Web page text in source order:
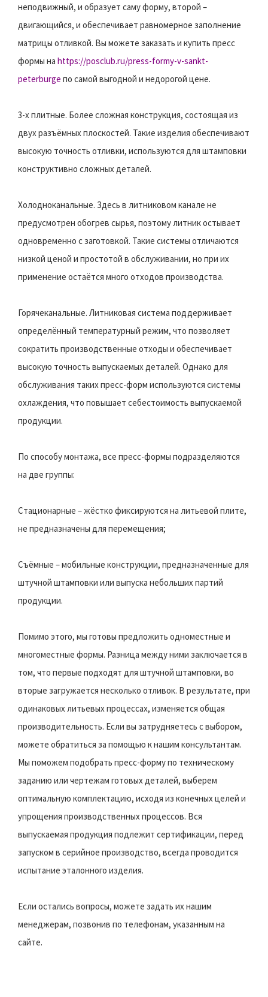
неподвижный, и образует саму форму, второй –
двигающийся, и обеспечивает равномерное заполнение
матрицы отливкой. Вы можете заказать и купить пресс
формы на https://posclub.ru/press-formy-v-sankt-
peterburge по самой выгодной и недорогой цене.
3-х плитные. Более сложная конструкция, состоящая из
двух разъёмных плоскостей. Такие изделия обеспечивают
высокую точность отливки, используются для штамповки
конструктивно сложных деталей.
Холодноканальные. Здесь в литниковом канале не
предусмотрен обогрев сырья, поэтому литник остывает
одновременно с заготовкой. Такие системы отличаются
низкой ценой и простотой в обслуживании, но при их
применение остаётся много отходов производства.
Горячеканальные. Литниковая система поддерживает
определённый температурный режим, что позволяет
сократить производственные отходы и обеспечивает
высокую точность выпускаемых деталей. Однако для
обслуживания таких пресс-форм используются системы
охлаждения, что повышает себестоимость выпускаемой
продукции.
По способу монтажа, все пресс-формы подразделяются
на две группы:
Стационарные – жёстко фиксируются на литьевой плите,
не предназначены для перемещения;
Съёмные – мобильные конструкции, предназначенные для
штучной штамповки или выпуска небольших партий
продукции.
Помимо этого, мы готовы предложить одноместные и
многоместные формы. Разница между ними заключается в
том, что первые подходят для штучной штамповки, во
вторые загружается несколько отливок. В результате, при
одинаковых литьевых процессах, изменяется общая
производительность. Если вы затрудняетесь с выбором,
можете обратиться за помощью к нашим консультантам.
Мы поможем подобрать пресс-форму по техническому
заданию или чертежам готовых деталей, выберем
оптимальную комплектацию, исходя из конечных целей и
упрощения производственных процессов. Вся
выпускаемая продукция подлежит сертификации, перед
запуском в серийное производство, всегда проводится
испытание эталонного изделия.
Если остались вопросы, можете задать их нашим
менеджерам, позвонив по телефонам, указанным на
сайте.